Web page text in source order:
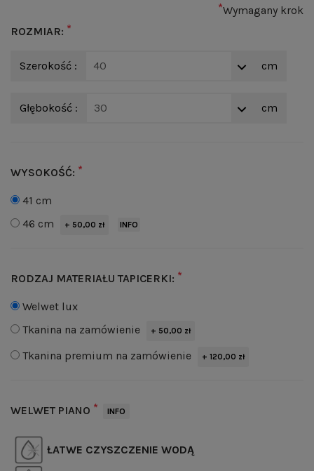
*Wymagany krok
ROZMIAR: *
Szerokość : 40 cm
Głębokość : 30 cm
WYSOKOŚĆ: *
41 cm
46 cm
+ 50,00 zł INFO
RODZAJ MATERIAŁU TAPICERKI: *
Welwet lux
Tkanina na zamówienie
+ 50,00 zł
Tkanina premium na zamówienie + 120,00 zł
WELWET PIANO * INFO
ŁATWE CZYSZCZENIE WODĄ